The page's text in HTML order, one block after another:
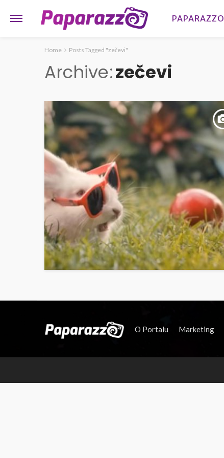
PAPARAZZO
Home Posts Tagged "zečevi"
Archive zečevi
O Portalu Marketing